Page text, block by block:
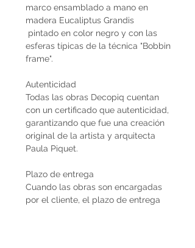
marco ensamblado a mano en
madera Eucaliptus Grandis
pintado en color negro y con las
esferas típicas de la técnica "Bobbin
frame".
Autenticidad
Todas las obras Decopiq cuentan
con un certificado que autenticidad,
garantizando que fue una creación
original de la artista y arquitecta
Paula Piquet.
Plazo de entrega
Cuando las obras son encargadas
por el cliente, el plazo de entrega